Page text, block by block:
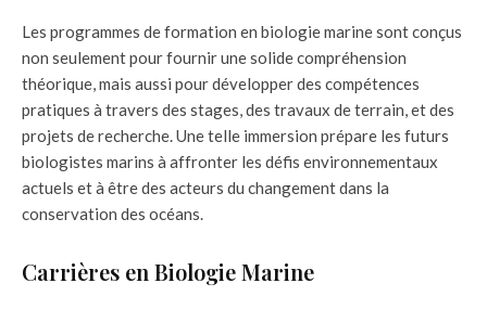
Les programmes de formation en biologie marine sont conçus
non seulement pour fournir une solide compréhension
théorique, mais aussi pour développer des compétences
pratiques à travers des stages, des travaux de terrain, et des
projets de recherche. Une telle immersion prépare les futurs
biologistes marins à affronter les défis environnementaux
actuels et à être des acteurs du changement dans la
conservation des océans.
Carrières en Biologie Marine